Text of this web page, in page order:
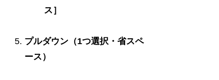
ス］
プルダウン（1つ選択・省スペ
ース）